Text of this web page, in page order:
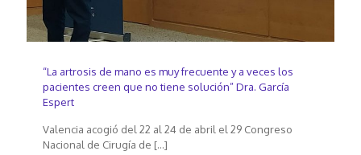
“La artrosis de mano es muy frecuente y a veces los
pacientes creen que no tiene solución” Dra. García
Espert
Valencia acogió del 22 al 24 de abril el 29 Congreso
Nacional de Cirugía de […]